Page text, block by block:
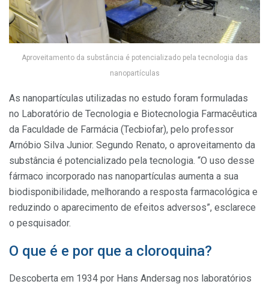
Aproveitamento da substância é potencializado pela tecnologia das
nanopartículas
As nanopartículas utilizadas no estudo foram formuladas
no Laboratório de Tecnologia e Biotecnologia Farmacêutica
da Faculdade de Farmácia (Tecbiofar), pelo professor
Arnóbio Silva Junior. Segundo Renato, o aproveitamento da
substância é potencializado pela tecnologia. “O uso desse
fármaco incorporado nas nanopartículas aumenta a sua
biodisponibilidade, melhorando a resposta farmacológica e
reduzindo o aparecimento de efeitos adversos”, esclarece
o pesquisador.
O que é e por que a cloroquina?
Descoberta em 1934 por Hans Andersag nos laboratórios